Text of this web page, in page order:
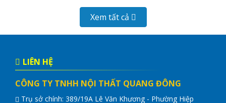
Xem tất cả
LIÊN HỆ
CÔNG TY TNHH NỘI THẤT QUANG ĐÔNG
Trụ sở chính: 389/19A Lê Văn Khương - Phường Hiệp